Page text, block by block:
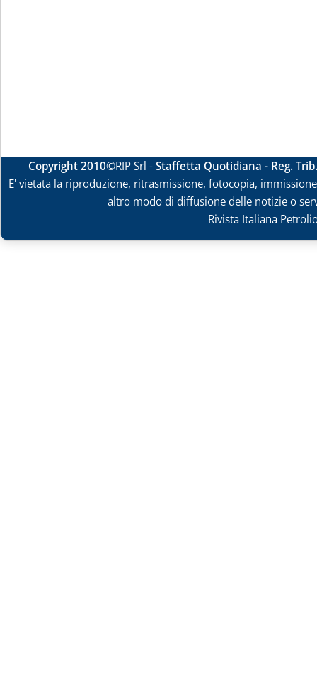
Copyright 2010©RIP Srl -Staffetta Quotidiana - Reg.
E' vietata la riproduzione, ritrasmissione, fotocopia,
altro modo di diffusione delle notizie o
Rivista Italiana